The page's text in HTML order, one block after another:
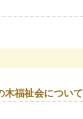
木福祉会について